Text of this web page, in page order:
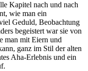
Kapitel nach und nach
wie man ein
Geduld, Beobachtung
begeistert war sie von
man mit Eiern und
ganz im Stil der alten
Aha-Erlebnis und ein